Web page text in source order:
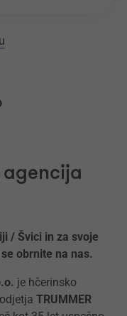
agencija
/ Švici in za svoje
obrnite na nas.
je hčerinsko
TRUMMER